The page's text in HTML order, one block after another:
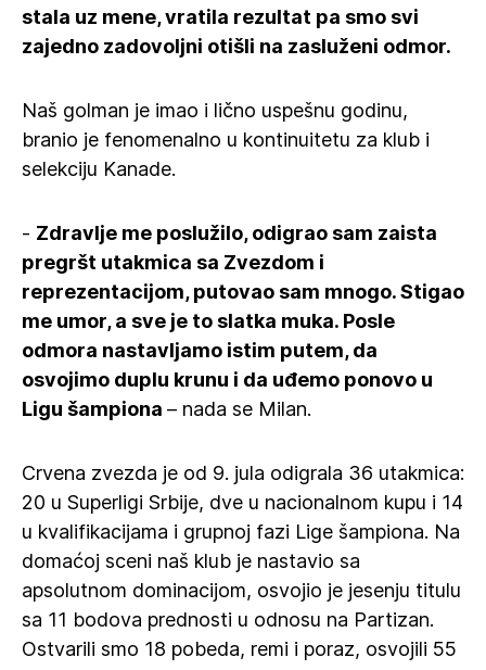
stala uz mene, vratila rezultat pa smo svi
zajedno zadovoljni otišli na zasluženi odmor.
Naš golman je imao i lično uspešnu godinu,
branio je fenomenalno u kontinuitetu za klub i
selekciju Kanade.
- Zdravlje me poslužilo, odigrao sam zaista
pregršt utakmica sa Zvezdom i
reprezentacijom, putovao sam mnogo. Stigao
me umor, a sve je to slatka muka. Posle
odmora nastavljamo istim putem, da
osvojimo duplu krunu i da uđemo ponovo u
Ligu šampiona – nada se Milan.
Crvena zvezda je od 9. jula odigrala 36 utakmica:
20 u Superligi Srbije, dve u nacionalnom kupu i 14
u kvalifikacijama i grupnoj fazi Lige šampiona. Na
domaćoj sceni naš klub je nastavio sa
apsolutnom dominacijom, osvojio je jesenju titulu
sa 11 bodova prednosti u odnosu na Partizan.
Ostvarili smo 18 pobeda, remi i poraz, osvojili 55